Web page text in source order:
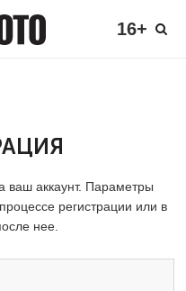
16+
аккаунт. Параметры
регистрации или в
нее.